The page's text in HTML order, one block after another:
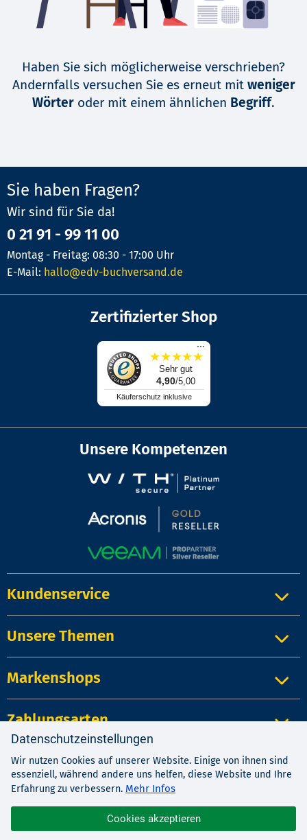
Haben Sie sich möglicherweise verschrieben?
Andernfalls versuchen Sie es erneut mit weniger
Wörter oder mit einem ähnlichen Begriff.
Sie haben Fragen?
Wir sind für Sie da!
0 21 91 - 99 11 00
Montag - Freitag: 08:30 - 17:00 Uhr
E-Mail: hallo@edv-buchversand.de
Zertifizierter Shop
...
★★★★★
Sehr gut
4,90/5,00
Käuferschutz inklusive
Unsere Kompetenzen
Kundenservice
Unsere Themen
Markenshops
Zahlungsarten
Impressum | Kontakt|
Datenschutz
Widerrufsrecht
Datenschutzeinstellungen
Wir nutzen Cookies auf unserer Website. Einige von ihnen sind
essenziell, während andere uns helfen, diese Website und Ihre
Erfahrung zu verbessern. Mehr Infos
Cookies akzeptieren